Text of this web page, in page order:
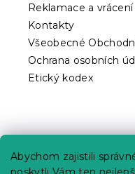
Abychom zajistili
Reklamace a
Kontakty
Všeobecné
Ochrana osobních
Etický kodex
Kariéra